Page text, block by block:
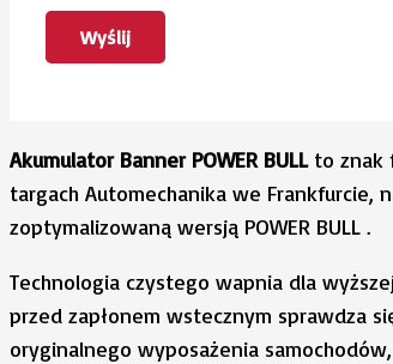
Akumulator Banner POWER BULLto znak
targach Automechanika we
zoptymalizowaną wersją POWER BULL .
Technologia czystego wapnia dla
przed zapłonem wstecznym sprawdza
oryginalnego wyposażenia